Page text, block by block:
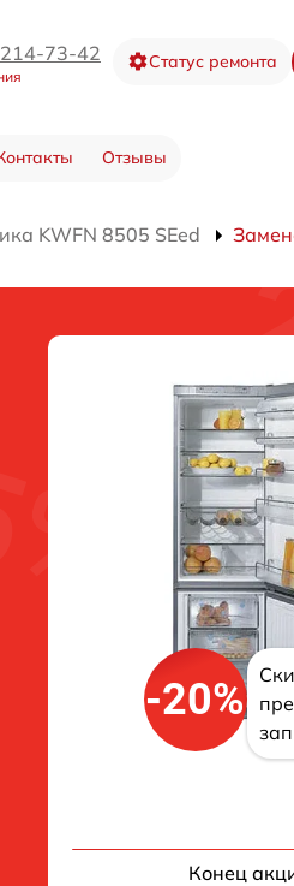
73-42 Статус ремонта
Отзывы
KWFN 8505 SEed
-20%
Конец